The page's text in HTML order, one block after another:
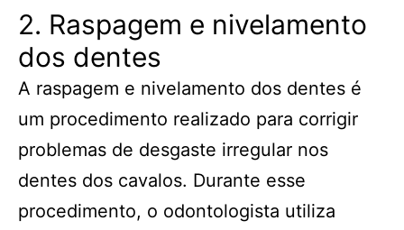
2. Raspagem e nivelamento
dos dentes
A raspagem e nivelamento dos dentes é
um procedimento realizado para corrigir
problemas de desgaste irregular nos
dentes dos cavalos. Durante esse
procedimento, o odontologista utiliza